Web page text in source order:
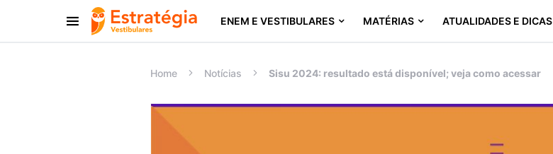
ENEM E VESTIBULARES MATÉRIAS ATUALIDADES E DICAS
Procurar:
Home Notícias Sisu 2024: resultado está disponível; veja como acessar